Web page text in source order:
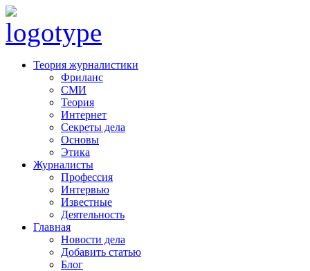
Теория журналистики
Фриланс
СМИ
Теория
Интернет
Секреты дела
Основы
Этика
Журналисты
Профессия
Интервью
Известные
Деятельность
Главная
Новости дела
Добавить статью
Блог